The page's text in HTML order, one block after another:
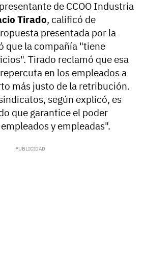
de CCOO Industria
Tirado, calificó de
presentada por la
que la compañía "tiene
Tirado reclamó que esa
en los empleados a
más justo de la retribución.
según explicó, es
que garantice el poder
y empleadas".